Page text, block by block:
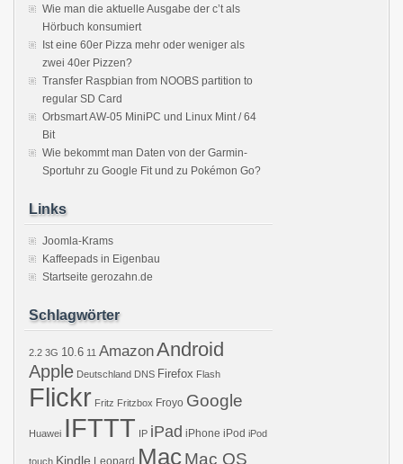
Wie man die aktuelle Ausgabe der c’t als
Hörbuch konsumiert
Ist eine 60er Pizza mehr oder weniger als
zwei 40er Pizzen?
Transfer Raspbian from NOOBS partition to
regular SD Card
Orbsmart AW-05 MiniPC und Linux Mint / 64
Bit
Wie bekommt man Daten von der Garmin-
Sportuhr zu Google Fit und zu Pokémon Go?
Links
Joomla-Krams
Kaffeepads in Eigenbau
Startseite gerozahn.de
Schlagwörter
2.2 3G 10.6 11 AmazonAndroid
Apple Deutschland DNS Firefox Flash
Flickr Fritz Fritzbox Froyo Google
Huawei IFTTT IP iPad iPhone iPod iPod
touch Kindle Leopard MacMac OS